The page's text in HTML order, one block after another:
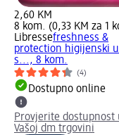
2,60 KM
8 kom. (0,33 KM za 1
Libressefreshness &
protection higijenski
s..., 8 kom.
(4)
Dostupno online
Provjerite dostupnost
Vašoj dm trgovini